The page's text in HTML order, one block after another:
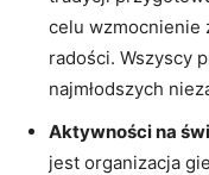
celu wzmocnienie
radości. Wszyscy
najmłodszych
Aktywności na
jest organizacja